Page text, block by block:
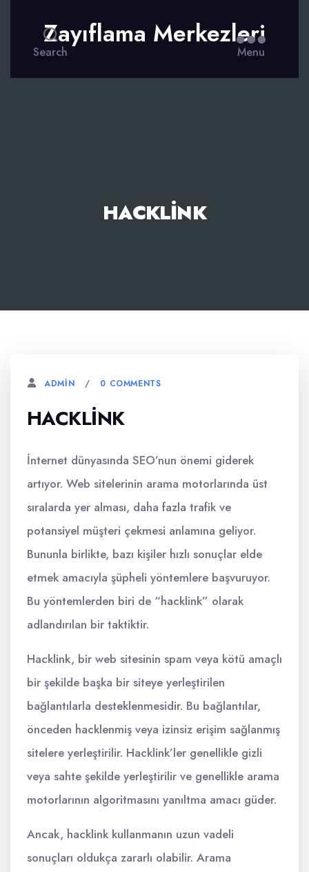
Search
Zayıflama Merkezleri
Menu
HACKLINK
ADMIN 0 COMMENTS
HACKLINK
İnternet dünyasında SEO’nun önemi giderek
artıyor. Web sitelerinin arama motorlarında üst
sıralarda yer alması, daha fazla trafik ve
potansiyel müşteri çekmesi anlamına geliyor.
Bununla birlikte, bazı kişiler hızlı sonuçlar elde
etmek amacıyla şüpheli yöntemlere başvuruyor.
Bu yöntemlerden biri de “hacklink” olarak
adlandırılan bir taktiktir.
Hacklink, bir web sitesinin spam veya kötü amaçlı
bir şekilde başka bir siteye yerleştirilen
bağlantılarla desteklenmesidir. Bu bağlantılar,
önceden hacklenmiş veya izinsiz erişim sağlanmış
sitelere yerleştirilir. Hacklink’ler genellikle gizli
veya sahte şekilde yerleştirilir ve genellikle arama
motorlarının algoritmasını yanıltma amacı güder.
Ancak, hacklink kullanmanın uzun vadeli
sonuçları oldukça zararlı olabilir. Arama